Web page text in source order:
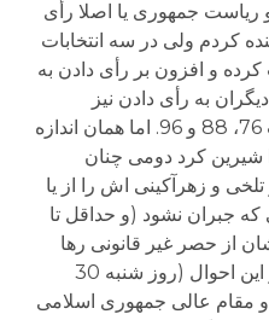
ریاست جمهوری یا اصلا رأی
کردم ولی در سه انتخابات
و افزون بر رأی دادن به
به رأی دادن نیز
مشارکتی فعال داشتم: انتخابات 76، 88 و 96. اما همان اندازه
شیرین کرد دومی چنان
و زهرآکینی اش را از یا
که جبران نشود (و حداقل تا
از حصر غیر قانونی رها
نشوند) از یادم نخواهد رفت.nدر این احوال (روز شنبه 30
با دو مقام عالی جمهوری اسلامی